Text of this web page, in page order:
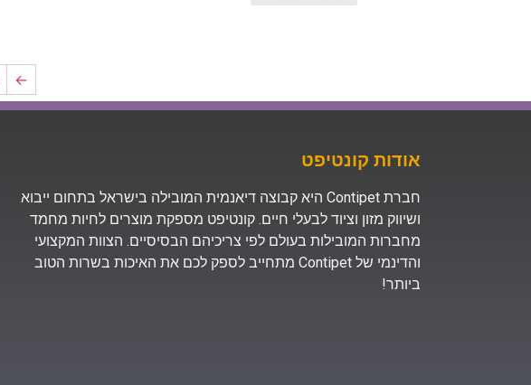
←
אודות קונטיפט
חברת Contipet היא קבוצה דיאנמית המובילה בישראל בתחום ייבוא
ושיווק מזון וציוד לבעלי חיים. קונטיפט מספקת מוצרים לחיות מחמד
מחברות המובילות בעולם לפי צריכיהם הבסיסיים. הצוות המקצועי
והדינמי של Contipet מתחייב לספק לכם את האיכות בשרות הטוב
ביותר!